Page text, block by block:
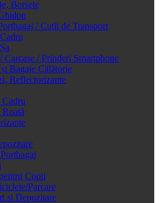
Borsete
/ Cutii de Transport
Carcase / Prinderi Smartphone
Bagaje Călătorie
Reflectorizante
Copii
Parcare
si Depozitare